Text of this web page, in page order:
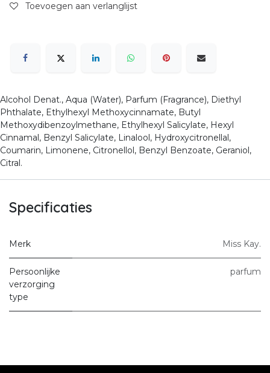
Toevoegen aan verlanglijst
Alcohol Denat., Aqua (Water), Parfum (Fragrance), Diethyl
Phthalate, Ethylhexyl Methoxycinnamate, Butyl
Methoxydibenzoylmethane, Ethylhexyl Salicylate, Hexyl
Cinnamal, Benzyl Salicylate, Linalool, Hydroxycitronellal,
Coumarin, Limonene, Citronellol, Benzyl Benzoate, Geraniol,
Citral.
Specificaties
Merk Miss Kay.
Persoonlijke
verzorging
type
parfum